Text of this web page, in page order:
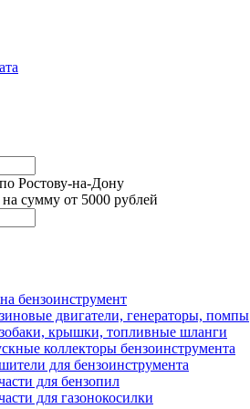
Ростову-на-Дону
сумму от 5000 рублей
бензоинструмент
двигатели, генераторы, помпы
крышки, топливные шланги
коллекторы бензоинструмента
для бензоинструмента
для бензопил
для газонокосилки